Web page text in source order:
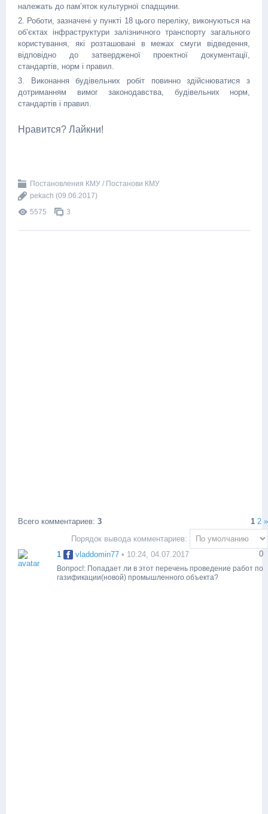
належать до пам’яток культурної спадщини.
2. Роботи, зазначені у пункті 18 цього переліку, виконуються на
об’єктах інфраструктури залізничного транспорту загального
користування, які розташовані в межах смуги відведення,
відповідно до затвердженої проектної документації,
стандартів, норм і правил.
3. Виконання будівельних робіт повинно здійснюватися з
дотриманням вимог законодавства, будівельних норм,
стандартів і правил.
Нравится? Лайкни!
Постановления КМУ / Постанови КМУ
pekach (09.06.2017)
5575
3
Всего комментариев: 3 1 2 »
Порядок вывода комментариев:
0
1 vladdomin77 • 10:24, 04.07.2017
Вопрос!: Попадает ли в этот перечень проведение работ по
газификации(новой) промышленного объекта?